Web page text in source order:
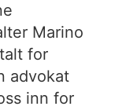
Marino
for
advokat
inn for